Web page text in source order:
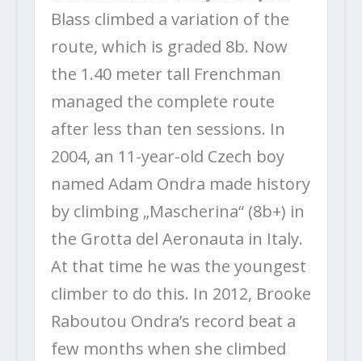
Blass climbed a variation of the
route, which is graded 8b. Now
the 1.40 meter tall Frenchman
managed the complete route
after less than ten sessions. In
2004, an 11-year-old Czech boy
named Adam Ondra made history
by climbing „Mascherina“ (8b+) in
the Grotta del Aeronauta in Italy.
At that time he was the youngest
climber to do this. In 2012, Brooke
Raboutou Ondra’s record beat a
few months when she climbed